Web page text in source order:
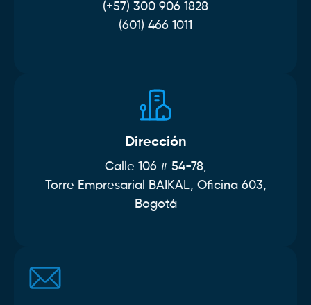
(+57) 300 906 1828
(601) 466 1011
Dirección
Calle 106 # 54-78,
Torre Empresarial BAIKAL, Oficina 603,
Bogotá